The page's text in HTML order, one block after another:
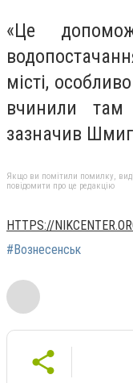
«Це
місті,
вчинили там
зазначив
Якщо ви помітили помилку,
повідомити про це редакцію
HTTPS://
#Вознесенськ